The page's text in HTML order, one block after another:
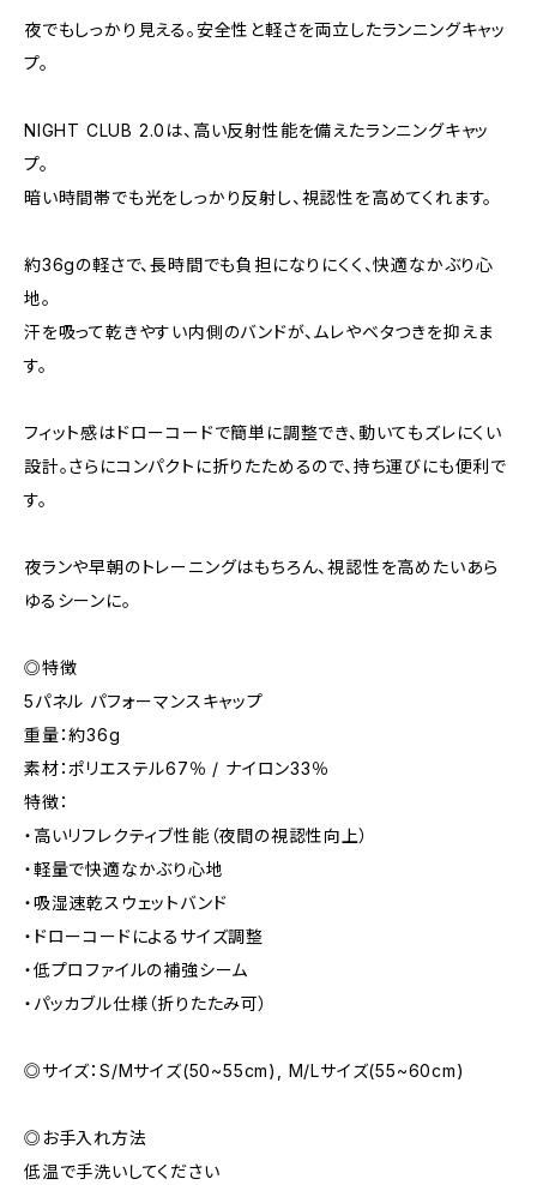
夜でもしっかり見える。安全性と軽さを両立したランニングキャッ
プ。
NIGHT CLUB 2.0は、高い反射性能を備えたランニングキャッ
プ。
暗い時間帯でも光をしっかり反射し、視認性を高めてくれます。
約36gの軽さで、長時間でも負担になりにくく、快適なかぶり心
地。
汗を吸って乾きやすい内側のバンドが、ムレやベタつきを抑えま
す。
フィット感はドローコードで簡単に調整でき、動いてもズレにくい
設計。さらにコンパクトに折りたためるので、持ち運びにも便利で
す。
夜ランや早朝のトレーニングはもちろん、視認性を高めたいあら
ゆるシーンに。
◎特徴
5パネル パフォーマンスキャップ
重量：約36g
素材：ポリエステル67％ / ナイロン33％
特徴：
・高いリフレクティブ性能（夜間の視認性向上）
・軽量で快適なかぶり心地
・吸湿速乾スウェットバンド
・ドローコードによるサイズ調整
・低プロファイルの補強シーム
・パッカブル仕様（折りたたみ可）
◎サイズ：S/Mサイズ(50~55cm), M/Lサイズ(55~60cm)
◎お手入れ方法
低温で手洗いしてください